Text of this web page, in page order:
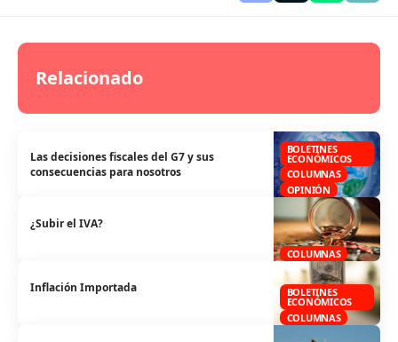
Relacionado
BOLETINES
ECONÓMICOS
COLUMNAS
OPINIÓN
Las decisiones fiscales del G7 y sus
consecuencias para nosotros
COLUMNAS
¿Subir el IVA?
BOLETINES
ECONÓMICOS
COLUMNAS
Inflación Importada